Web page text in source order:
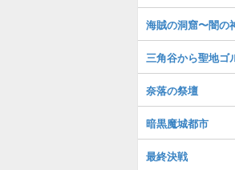
海賊の洞窟〜闇の
三角谷から聖地ゴ
奈落の祭壇
暗黒魔城都市
最終決戦